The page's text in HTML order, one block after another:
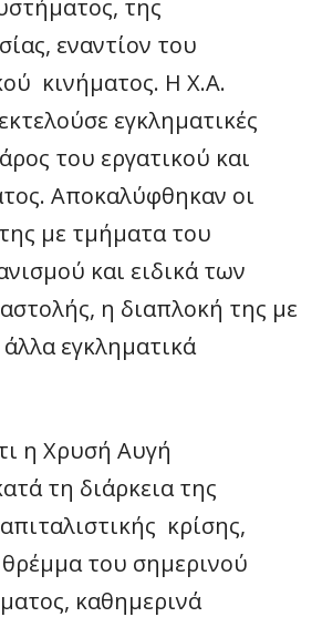
της
εναντίον του
κινήματος. Η Χ.Α.
εγκληματικές
του εργατικού και
Αποκαλύφθηκαν οι
με τμήματα του
και ειδικά των
η διαπλοκή της με
εγκληματικά
η Χρυσή Αυγή
τη διάρκεια της
κρίσης,
θρέμμα του σημερινού
καθημερινά